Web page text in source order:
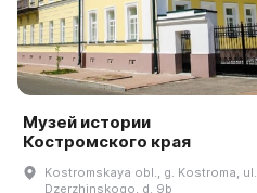
Музей истории
Костромского края
Kostromskaya obl., g. Kostroma, ul.
Dzerzhinskogo, d. 9b